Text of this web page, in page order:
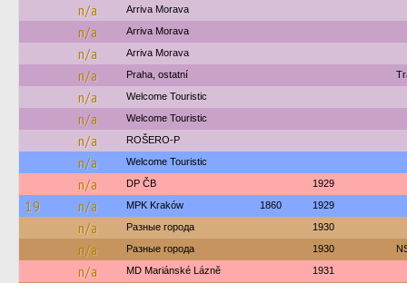
n/a Arriva Morava
n/a Arriva Morava
n/a Arriva Morava
n/a Praha, ostatní
n/a Welcome Touristic
n/a Welcome Touristic
n/a ROŠERO-P
n/a Welcome Touristic
n/a DP ČB 1929
19 n/a MPK Kraków 1860 1929
n/a Разные города 1930
n/a Разные города 1930
n/a MD Mariánské Lázně 1931